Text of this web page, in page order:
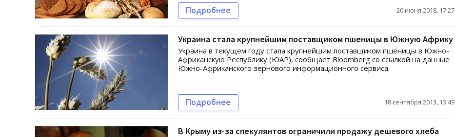
Подробнее 20 июня 2018, 17:27
Украина стала крупнейшим поставщиком пшеницы в Южную Африку
Украина в текущем году стала крупнейшим поставщиком пшеницы в Южно-
Африканскую Республику (ЮАР), сообщает Bloomberg со ссылкой на данные
Южно-Африканского зернового информационного сервиса.
Подробнее 18 сентября 2013, 13:49
В Крыму из-за спекулянтов ограничили продажу дешевого хлеба